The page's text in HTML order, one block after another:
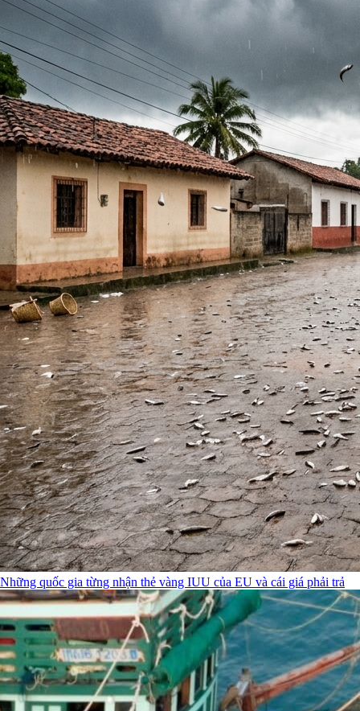
Những quốc gia từng nhận thẻ vàng IUU của EU và cái giá phải trả